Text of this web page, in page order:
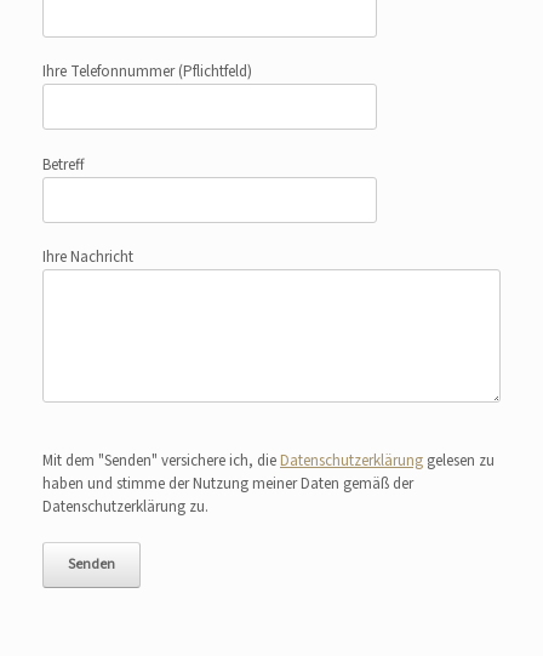
Ihre Telefonnummer(Pflichtfeld)
Betreff
Ihre Nachricht
Mit dem "Senden" versichere ich, die Datenschutzerklärung gelesen zu
haben und stimme der Nutzung meiner Daten gemäß der
Datenschutzerklärung zu.